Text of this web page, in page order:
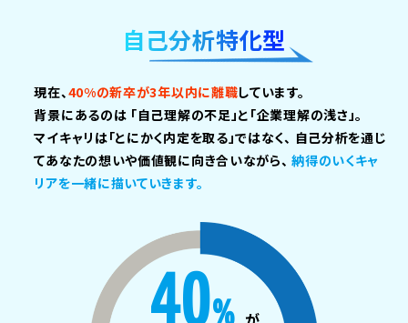
自己分析特化型
現在、40%の新卒が3年以内に離職しています。
背景にあるのは 「自己理解の不足」と「企業理解の浅さ」。
マイキャリは「とにかく内定を取る」ではなく、 自己分析を通じ
てあなたの想いや価値観に向き合いながら、 納得のいくキャ
リアを一緒に描いていきます。
40%